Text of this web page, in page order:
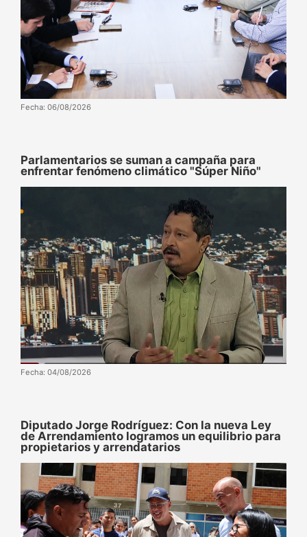
Fecha: 06/08/2026
Parlamentarios se suman a campaña para
enfrentar fenómeno climático "Súper Niño"
Fecha: 04/08/2026
Diputado Jorge Rodríguez: Con la nueva Ley
de Arrendamiento logramos un equilibrio para
propietarios y arrendatarios